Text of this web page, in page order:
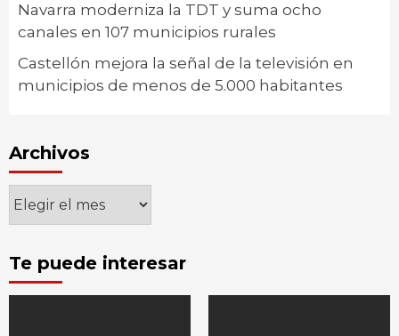
Navarra moderniza la TDT y suma ocho
canales en 107 municipios rurales
Castellón mejora la señal de la televisión en
municipios de menos de 5.000 habitantes
Archivos
Archivos
Te puede interesar